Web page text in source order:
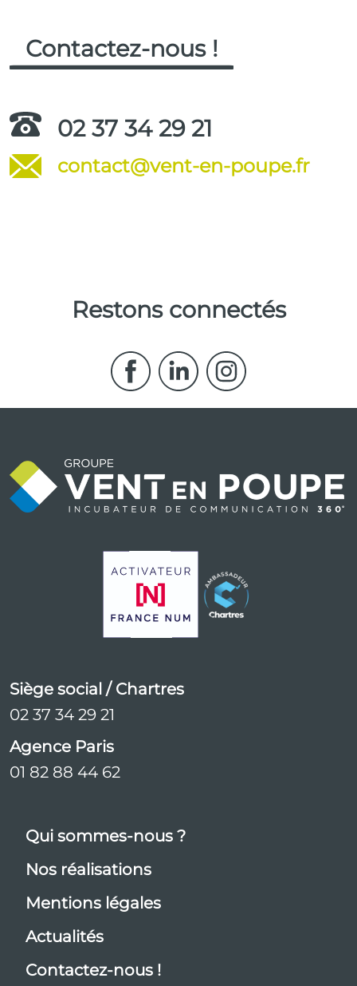
Contactez-nous !
02 37 34 29 21
contact@vent-en-poupe.fr
Restons connectés
Siège social / Chartres
02 37 34 29 21
Agence Paris
01 82 88 44 62
Qui sommes-nous ?
Nos réalisations
Mentions légales
Actualités
Contactez-nous !